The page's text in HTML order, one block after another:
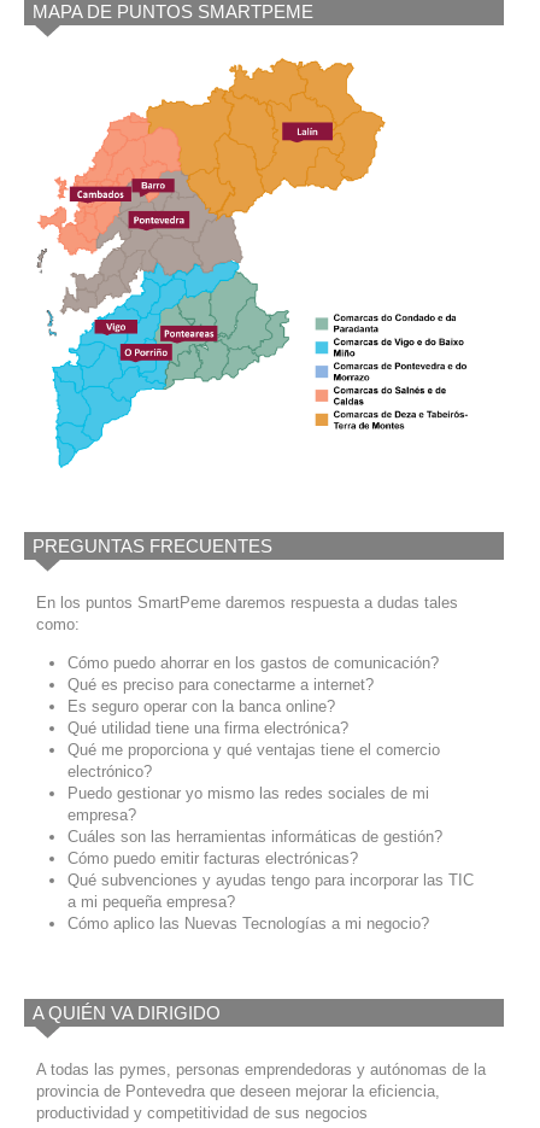
MAPA DE PUNTOS SMARTPEME
PREGUNTAS FRECUENTES
En los puntos SmartPeme daremos respuesta a dudas tales
como:
Cómo puedo ahorrar en los gastos de comunicación?
Qué es preciso para conectarme a internet?
Es seguro operar con la banca online?
Qué utilidad tiene una firma electrónica?
Qué me proporciona y qué ventajas tiene el comercio
electrónico?
Puedo gestionar yo mismo las redes sociales de mi
empresa?
Cuáles son las herramientas informáticas de gestión?
Cómo puedo emitir facturas electrónicas?
Qué subvenciones y ayudas tengo para incorporar las TIC
a mi pequeña empresa?
Cómo aplico las Nuevas Tecnologías a mi negocio?
A QUIÉN VA DIRIGIDO
A todas las pymes, personas emprendedoras y autónomas de la
provincia de Pontevedra que deseen mejorar la eficiencia,
productividad y competitividad de sus negocios